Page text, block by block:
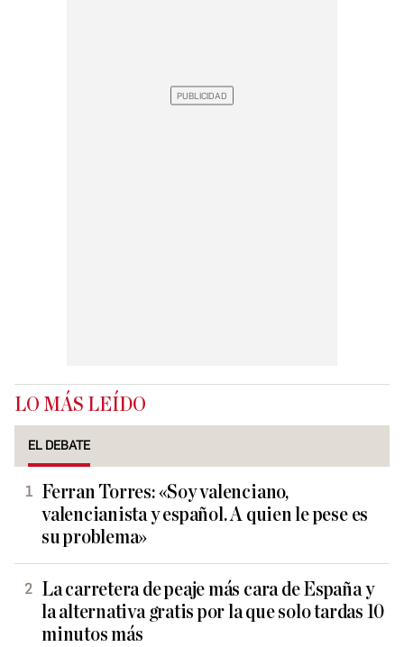
LO MÁS LEÍDO
EL DEBATE
Ferran Torres: «Soy valenciano,
valencianista y español. A quien le pese es
su problema»
La carretera de peaje más cara de España y
la alternativa gratis por la que solo tardas 10
minutos más